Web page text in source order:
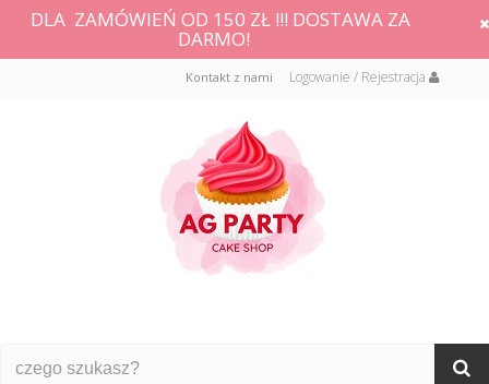
DLA ZAMÓWIEŃ OD 150 ZŁ !!! DOSTAWA ZA
DARMO!
Logowanie / Rejestracja
Kontakt z nami